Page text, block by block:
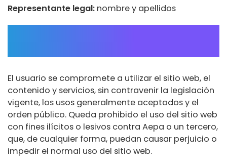
Representante legal: nombre y apellidos
El usuario se compromete a utilizar el sitio web, el
contenido y servicios, sin contravenir la legislación
vigente, los usos generalmente aceptados y el
orden público. Queda prohibido el uso del sitio web
con fines ilícitos o lesivos contra Aepa o un tercero,
que, de cualquier forma, puedan causar perjuicio o
impedir el normal uso del sitio web.